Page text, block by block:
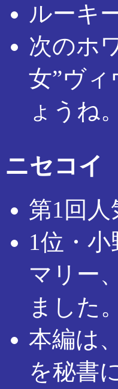
ルーキ
次のホ
女”ヴ
ょうね。
ニセコイ
第1回
1位・
マリー
ました
本編は
を秘書